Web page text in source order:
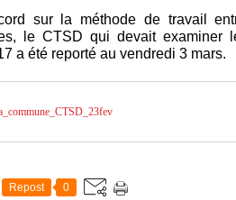
sur la méthode de travail
le CTSD qui devait examiner
a été reporté au vendredi 3 mars.
Repost 0